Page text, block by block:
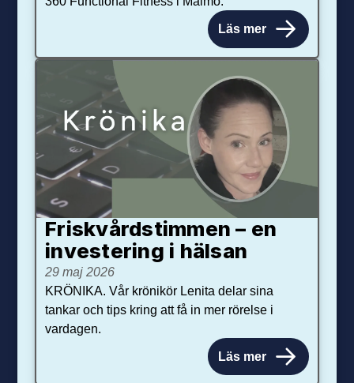
Läs mer
Friskvårdstimmen – en
investering i hälsan
29 maj 2026
KRÖNIKA. Vår krönikör Lenita delar sina
tankar och tips kring att få in mer rörelse i
vardagen.
Läs mer